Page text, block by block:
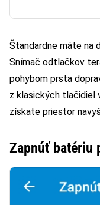
Štandardne máte na
Snímač odtlačkov
pohybom prsta
z klasických tlačidiel
získate priestor
Zapnúť batériu